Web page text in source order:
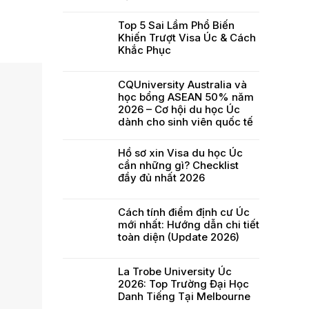
Top 5 Sai Lầm Phổ Biến
Khiến Trượt Visa Úc & Cách
Khắc Phục
CQUniversity Australia và
học bổng ASEAN 50% năm
2026 – Cơ hội du học Úc
dành cho sinh viên quốc tế
Hồ sơ xin Visa du học Úc
cần những gì? Checklist
đầy đủ nhất 2026
Cách tính điểm định cư Úc
mới nhất: Hướng dẫn chi tiết
toàn diện (Update 2026)
La Trobe University Úc
2026: Top Trường Đại Học
Danh Tiếng Tại Melbourne